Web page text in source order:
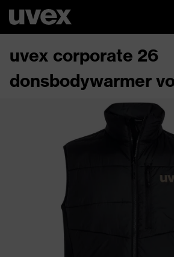
uvex corporate 26
donsbodywarmer